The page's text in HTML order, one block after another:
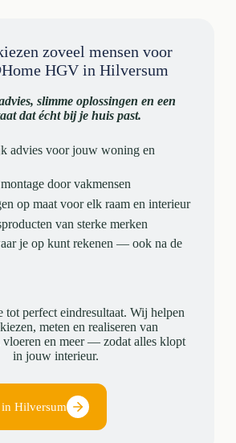
zoveel mensen voor
HGV in Hilversum
slimme oplossingen en een
dat écht bij je huis past.
advies voor jouw woning en
door vakmensen
op maat voor elk raam en interieur
van sterke merken
je op kunt rekenen — ook na de
tot perfect eindresultaat. Wij helpen
meten en realiseren van
vloeren en meer — zodat alles klopt
in jouw interieur.
Hilversum